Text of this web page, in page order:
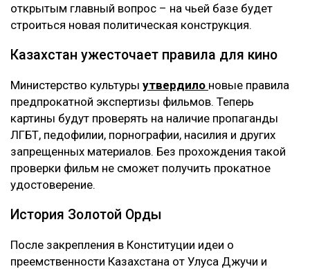
открытым главный вопрос – на чьей базе будет
строиться новая политическая конструкция.
Казахстан ужесточает правила для кино
Министерство культуры утвердило новые правила
предпрокатной экспертизы фильмов. Теперь
картины будут проверять на наличие пропаганды
ЛГБТ, педофилии, порнографии, насилия и других
запрещенных материалов. Без прохождения такой
проверки фильм не сможет получить прокатное
удостоверение.
История Золотой Орды
После закрепления в Конституции идеи о
преемственности Казахстана от Улуса Джучи и